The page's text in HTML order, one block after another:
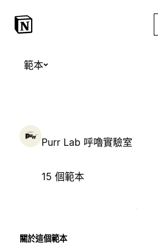
範本
Purr Lab 呼嚕實驗室
15 個範本
關於這個範本